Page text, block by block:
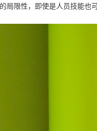
局限性，即使是人员技能也